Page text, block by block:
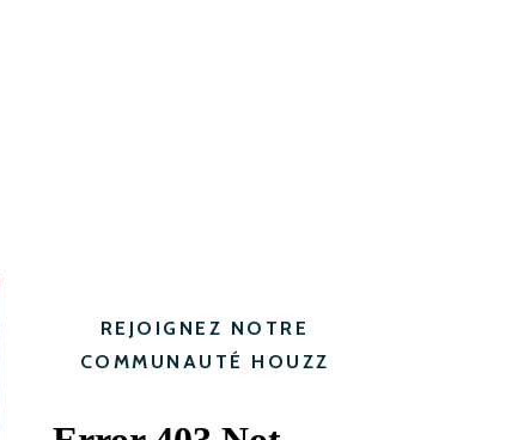
REJOIGNEZ NOTRE
COMMUNAUTÉ HOUZZ